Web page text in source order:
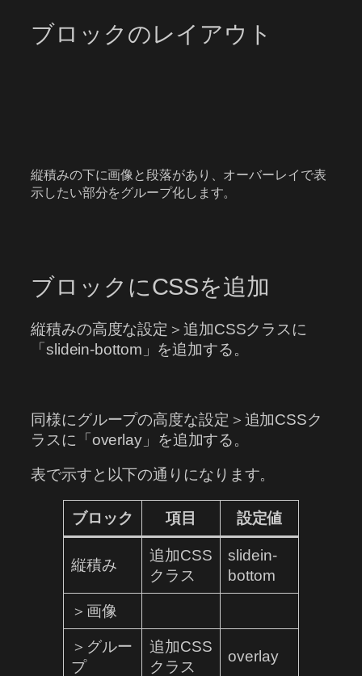
ブロックのレイアウト
縦積みの下に画像と段落があり、オーバーレイで表
示したい部分をグループ化します。
ブロックにCSSを追加
縦積みの高度な設定＞追加CSSクラスに
「slidein-bottom」を追加する。
同様にグループの高度な設定＞追加CSSク
ラスに「overlay」を追加する。
表で示すと以下の通りになります。
ブロック 項目 設定値
縦積み
追加CSS
クラス
slidein-
bottom
＞画像
＞グルー
プ
追加CSS
クラス
overlay